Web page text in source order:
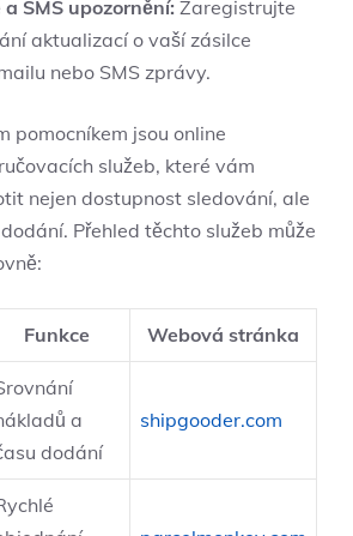
SMS upozornění: Zaregistrujte
aktualizací o vaší zásilce
nebo SMS zprávy.
pomocníkem jsou online
služeb, které vám
nejen dostupnost sledování, ale
Přehled těchto služeb může
Funkce Webová stránka
a
dodání
shipgooder.com